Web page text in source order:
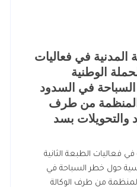
المدنية في فعاليات
الوطنية
في السدود
المنظمة من طرف
والتحويلات بسد
فعاليات الطبعة الثانية
حول خطر السباحة في
من طرف الوكالة